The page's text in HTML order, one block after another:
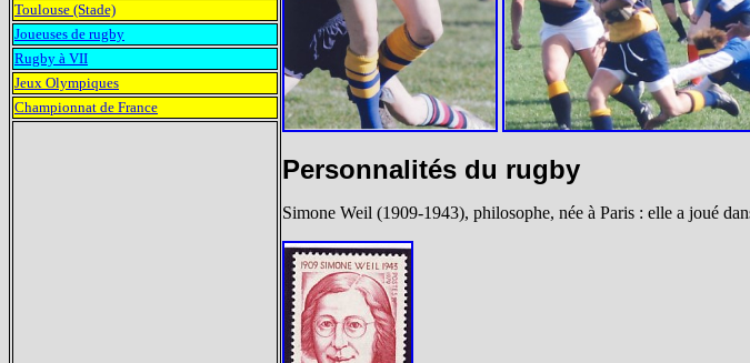
Personnalités du rugby
Simone Weil (1909-1943), philosophe, née à Paris : elle a joué
Toulouse (Stade)
Joueuses de rugby
Rugby à VII
Jeux Olympiques
Championnat de France